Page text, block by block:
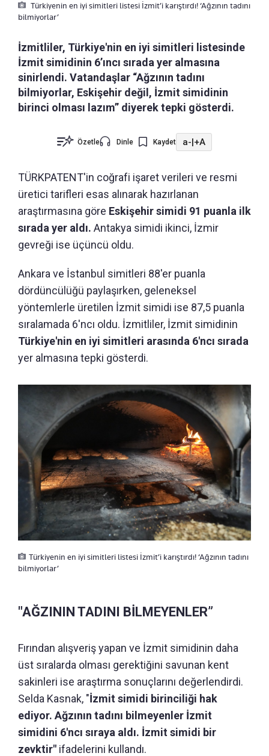
Türkiyenin en iyi simitleri listesi İzmit’i karıştırdı! ‘Ağzının tadını
bilmiyorlar’
İzmitliler, Türkiye'nin en iyi simitleri listesinde
İzmit simidinin 6’ıncı sırada yer almasına
sinirlendi. Vatandaşlar “Ağzının tadını
bilmiyorlar, Eskişehir değil, İzmit simidinin
birinci olması lazım” diyerek tepki gösterdi.
Özetle Dinle Kaydet a-|+A
TÜRKPATENT'in coğrafi işaret verileri ve resmi
üretici tarifleri esas alınarak hazırlanan
araştırmasına göre Eskişehir simidi 91 puanla ilk
sırada yer aldı. Antakya simidi ikinci, İzmir
gevreği ise üçüncü oldu.
Ankara ve İstanbul simitleri 88'er puanla
dördüncülüğü paylaşırken, geleneksel
yöntemlerle üretilen İzmit simidi ise 87,5 puanla
sıralamada 6'ncı oldu. İzmitliler, İzmit simidinin
Türkiye'nin en iyi simitleri arasında 6'ncı sırada
yer almasına tepki gösterdi.
Türkiyenin en iyi simitleri listesi İzmit’i karıştırdı! ‘Ağzının tadını
bilmiyorlar’
"AĞZININ TADINI BİLMEYENLER”
Fırından alışveriş yapan ve İzmit simidinin daha
üst sıralarda olması gerektiğini savunan kent
sakinleri ise araştırma sonuçlarını değerlendirdi.
Selda Kasnak, "İzmit simidi birinciliği hak
ediyor. Ağzının tadını bilmeyenler İzmit
simidini 6'ncı sıraya aldı. İzmit simidi bir
zevktir" ifadelerini kullandı.